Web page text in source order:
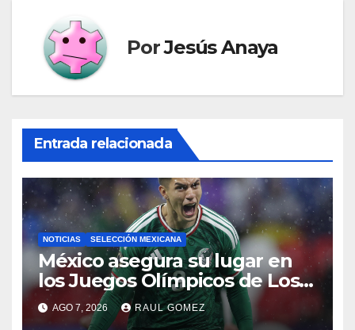
PorJesús Anaya
Entrada relacionada
NOTICIAS SELECCIÓN MEXICANA
México asegura su lugar en
los Juegos Olímpicos de Los
Ángeles 2028
AGO 7, 2026 RAUL GOMEZ